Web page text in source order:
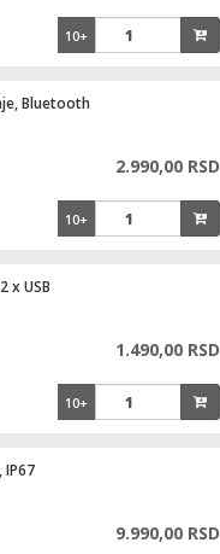
10+
Bluetooth
2.990,00 RSD
10+
x USB
1.490,00 RSD
10+
IP67
9.990,00 RSD